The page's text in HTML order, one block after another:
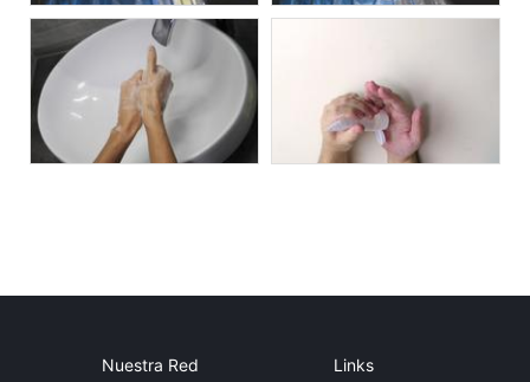
Nuestra Red Links